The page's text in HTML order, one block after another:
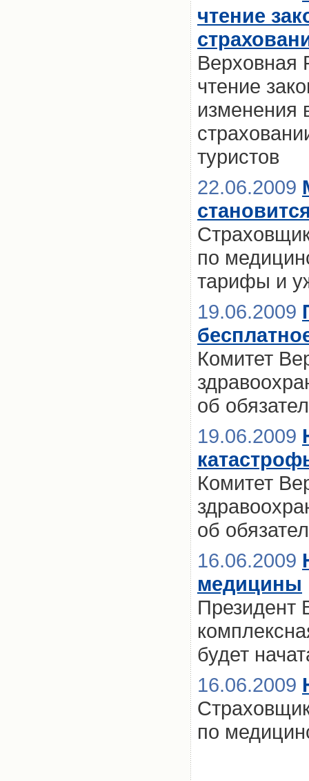
чтение
Верховная
чтение
изменения
туристов
22.06.2009
по
тарифы и
19.06.2009
Комитет
об
19.06.2009
Комитет
об
16.06.2009
медицины
Президент
будет
16.06.2009
по